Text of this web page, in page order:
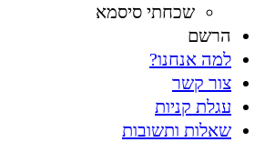
שכחתי סיסמא
הרשם
למה אנחנו?
צור קשר
עגלת קניות
שאלות ותשובות